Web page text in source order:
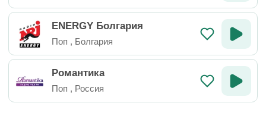
Россия
ENERGY Болгария
Поп , Болгария
Романтика
Поп , Россия